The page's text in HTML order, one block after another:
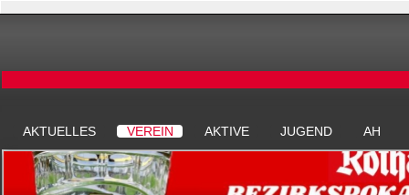
AKTUELLES VEREIN AKTIVE JUGEND AH